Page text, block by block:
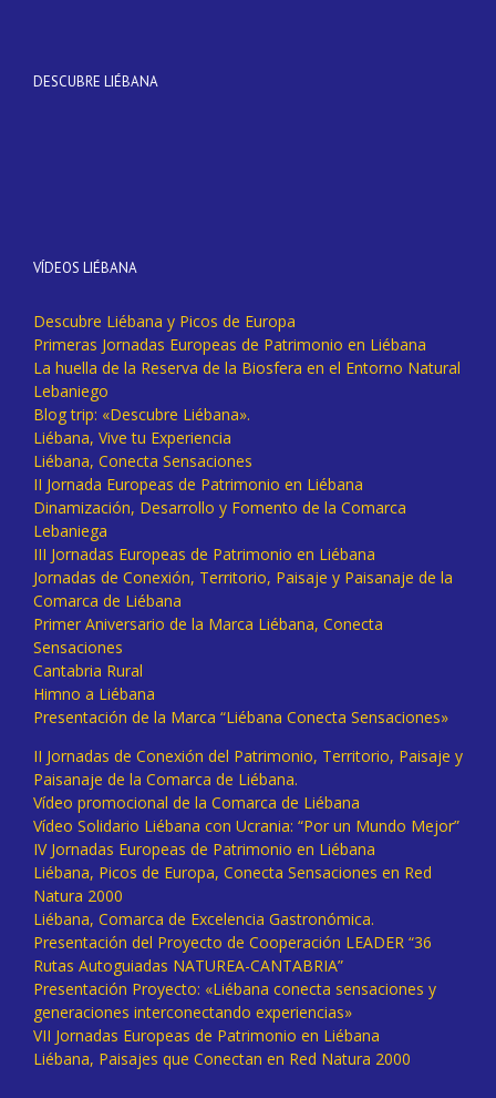
DESCUBRE LIÉBANA
VÍDEOS LIÉBANA
Descubre Liébana y Picos de Europa
Primeras Jornadas Europeas de Patrimonio en Liébana
La huella de la Reserva de la Biosfera en el Entorno Natural
Lebaniego
Blog trip: «Descubre Liébana».
Liébana, Vive tu Experiencia
Liébana, Conecta Sensaciones
II Jornada Europeas de Patrimonio en Liébana
Dinamización, Desarrollo y Fomento de la Comarca
Lebaniega
III Jornadas Europeas de Patrimonio en Liébana
Jornadas de Conexión, Territorio, Paisaje y Paisanaje de la
Comarca de Liébana
Primer Aniversario de la Marca Liébana, Conecta
Sensaciones
Cantabria Rural
Himno a Liébana
Presentación de la Marca “Liébana Conecta Sensaciones»
II Jornadas de Conexión del Patrimonio, Territorio, Paisaje y
Paisanaje de la Comarca de Liébana.
Vídeo promocional de la Comarca de Liébana
Vídeo Solidario Liébana con Ucrania: “Por un Mundo Mejor”
IV Jornadas Europeas de Patrimonio en Liébana
Liébana, Picos de Europa, Conecta Sensaciones en Red
Natura 2000
Liébana, Comarca de Excelencia Gastronómica.
Presentación del Proyecto de Cooperación LEADER “36
Rutas Autoguiadas NATUREA-CANTABRIA”
Presentación Proyecto: «Liébana conecta sensaciones y
generaciones interconectando experiencias»
VII Jornadas Europeas de Patrimonio en Liébana
Liébana, Paisajes que Conectan en Red Natura 2000